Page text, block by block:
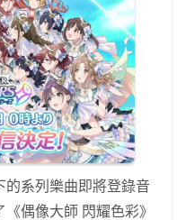
的系列樂曲即將登錄音
偶像大師 閃耀色彩》